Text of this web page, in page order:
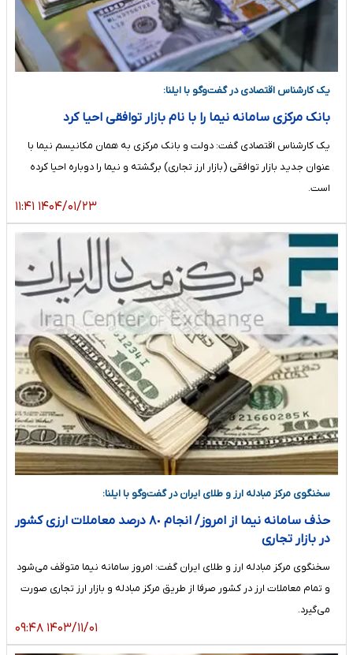
یک کارشناس اقتصادی در گفت‌وگو با ایلنا:
بانک مرکزی سامانه نیما را با نام بازار توافقی احیا کرد
یک کارشناس اقتصادی گفت: دولت و بانک مرکزی به همان مکانیسم نیما با
عنوان جدید بازار توافقی (بازار ارز تجاری) برگشته‌ و نیما را دوباره احیا کرده
است.
۱۴۰۴/۰۱/۲۳ ۱۱:۴۱
سخنگوی مرکز مبادله ارز و طلای ایران در گفت‌وگو با ایلنا:
حذف سامانه نیما از امروز/ انجام ٨٠ درصد معاملات ارزی کشور
در بازار تجاری
سخنگوی مرکز مبادله ارز و طلای ایران گفت: امروز سامانه نیما متوقف می‌شود
و تمام معاملات ارز در کشور صرفا از طریق مرکز مبادله و بازار ارز تجاری صورت
می‌گیرد.
۱۴۰۳/۱۱/۰۱ ۰۹:۴۸